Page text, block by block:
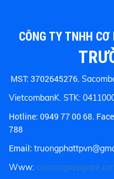
CÔNG TY TNHH
MST: 3702645276.
VietcombanK. STK:
Hotline: 0949 77 00 68.
788
Email:
Www: